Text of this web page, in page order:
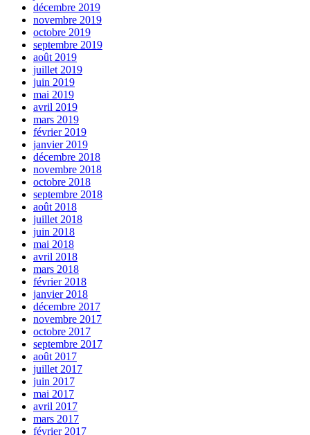
décembre 2019
novembre 2019
octobre 2019
septembre 2019
août 2019
juillet 2019
juin 2019
mai 2019
avril 2019
mars 2019
février 2019
janvier 2019
décembre 2018
novembre 2018
octobre 2018
septembre 2018
août 2018
juillet 2018
juin 2018
mai 2018
avril 2018
mars 2018
février 2018
janvier 2018
décembre 2017
novembre 2017
octobre 2017
septembre 2017
août 2017
juillet 2017
juin 2017
mai 2017
avril 2017
mars 2017
février 2017